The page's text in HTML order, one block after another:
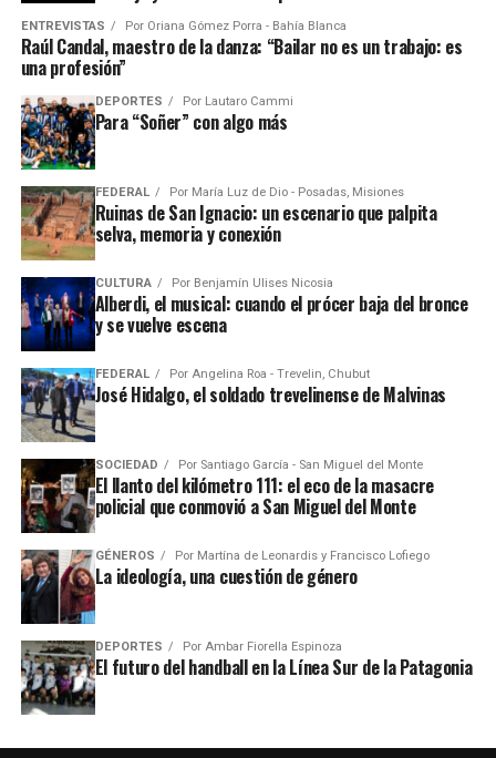
ENTREVISTAS Por Oriana Gómez Porra - Bahía Blanca
Raúl Candal, maestro de la danza: “Bailar no es un trabajo: es
una profesión”
DEPORTES Por Lautaro Cammi
Para “Soñer” con algo más
FEDERAL Por María Luz de Dio - Posadas, Misiones
Ruinas de San Ignacio: un escenario que palpita
selva, memoria y conexión
CULTURA Por Benjamín Ulises Nicosia
Alberdi, el musical: cuando el prócer baja del bronce
y se vuelve escena
FEDERAL Por Angelina Roa - Trevelin, Chubut
José Hidalgo, el soldado trevelinense de Malvinas
SOCIEDAD Por Santiago García - San Miguel del Monte
El llanto del kilómetro 111: el eco de la masacre
policial que conmovió a San Miguel del Monte
GÉNEROS Por Martína de Leonardis y Francisco Lofiego
La ideología, una cuestión de género
DEPORTES Por Ambar Fiorella Espinoza
El futuro del handball en la Línea Sur de la Patagonia